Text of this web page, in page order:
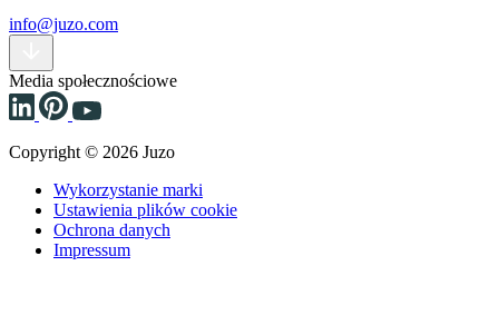
info@juzo.com
Media społecznościowe
Copyright © 2026 Juzo
Wykorzystanie marki
Ustawienia plików cookie
Ochrona danych
Impressum